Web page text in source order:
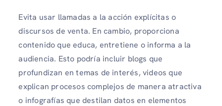
Evita usar llamadas a la acción explícitas o
discursos de venta. En cambio, proporciona
contenido que educa, entretiene o informa a la
audiencia. Esto podría incluir blogs que
profundizan en temas de interés, videos que
explican procesos complejos de manera atractiva
o infografías que destilan datos en elementos